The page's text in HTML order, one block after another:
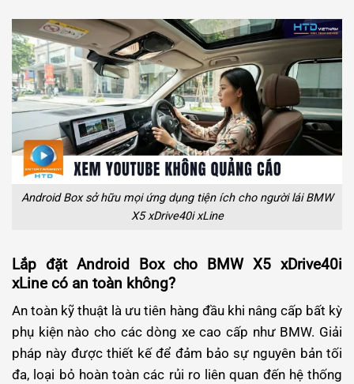
Android Box sở hữu mọi ứng dụng tiện ích cho người lái BMW
X5 xDrive40i xLine
Lắp đặt Android Box cho BMW X5 xDrive40i
xLine có an toàn không?
An toàn kỹ thuật là ưu tiên hàng đầu khi nâng cấp bất kỳ
phụ kiện nào cho các dòng xe cao cấp như BMW. Giải
pháp này được thiết kế để đảm bảo sự nguyên bản tối
đa, loại bỏ hoàn toàn các rủi ro liên quan đến hệ thống